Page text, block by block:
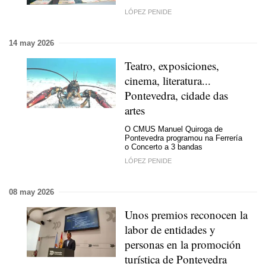
LÓPEZ PENIDE
14 may 2026
Teatro, exposiciones,
cinema, literatura...
Pontevedra, cidade das
artes
O CMUS Manuel Quiroga de
Pontevedra programou na Ferrería
o Concerto a 3 bandas
LÓPEZ PENIDE
08 may 2026
Unos premios reconocen la
labor de entidades y
personas en la promoción
turística de Pontevedra